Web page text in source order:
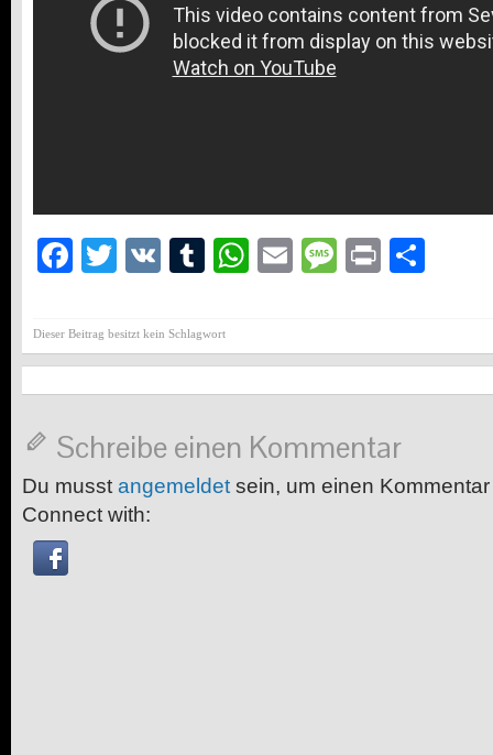
Facebook
Twitter
VK Tumblr
WhatsApp
EmailMessage
Print
Dieser Beitrag besitzt kein Schlagwort
Schreibe einen Kommentar
Du musst angemeldet sein, um einen
Connect with: